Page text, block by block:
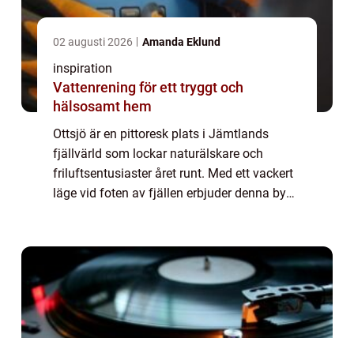
02 augusti 2026 Amanda Eklund
inspiration
Vattenrening för ett tryggt och
hälsosamt hem
Ottsjö är en pittoresk plats i Jämtlands
fjällvärld som lockar naturälskare och
friluftsentusiaster året runt. Med ett vackert
läge vid foten av fjällen erbjuder denna by